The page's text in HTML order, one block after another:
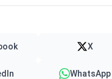
X
WhatsApp